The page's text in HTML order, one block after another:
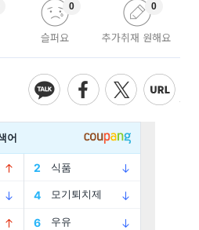
슬퍼요
0
추가취재 원해요
0